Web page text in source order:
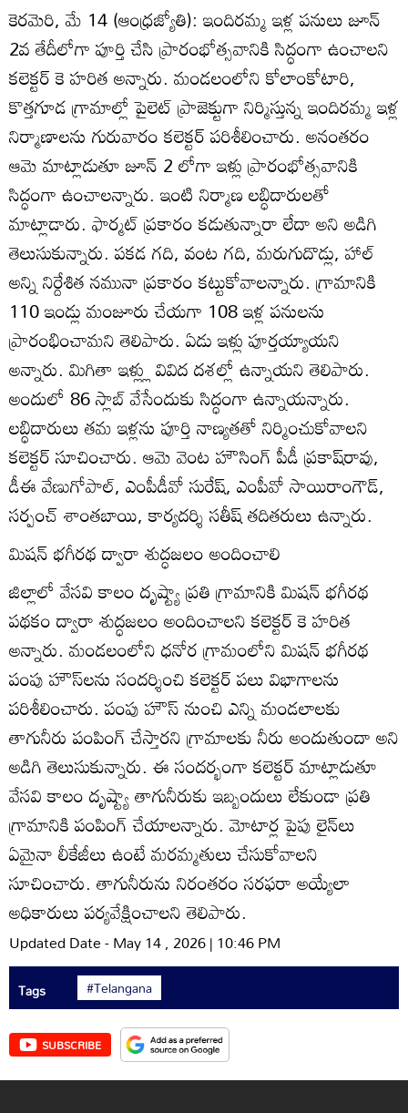
కెరమెరి, మే 14 (ఆంధ్రజ్యోతి): ఇందిరమ్మ ఇళ్ల పనులు జూన్‌
2వ తేదీలోగా పూర్తి చేసి ప్రారంభోత్సవానికి సిద్ధంగా ఉంచాలని
కలెక్టర్‌ కె హరిత అన్నారు. మండలంలోని కోలాంకోటారి,
కొత్తగూడ గ్రామాల్లో పైలెట్‌ ప్రాజెక్టుగా నిర్మిస్తున్న ఇందిరమ్మ ఇళ్ల
నిర్మాణాలను గురువారం కలెక్టర్‌ పరిశీలించారు. అనంతరం
ఆమె మాట్లాడుతూ జూన్‌ 2 లోగా ఇళ్లు ప్రారంభోత్సవానికి
సిద్ధంగా ఉంచాలన్నారు. ఇంటి నిర్మాణ లబ్ధిదారులతో
మాట్లాడారు. ఫార్మట్‌ ప్రకారం కడుతున్నారా లేదా అని అడిగి
తెలుసుకున్నారు. పకడ గది, వంట గది, మరుగుదొడ్లు, హాల్‌
అన్ని నిర్దేశిత నమునా ప్రకారం కట్టుకోవాలన్నారు. గ్రామానికి
110 ఇండ్లు మంజూరు చేయగా 108 ఇళ్ల పనులను
ప్రారంభించామని తెలిపారు. ఏడు ఇళ్లు పూర్తయ్యాయని
అన్నారు. మిగితా ఇళ్ల్లు వివిద దశల్లో ఉన్నాయని తెలిపారు.
అందులో 86 స్లాబ్‌ వేసేందుకు సిద్ధంగా ఉన్నాయన్నారు.
లబ్ధిదారులు తమ ఇళ్లను పూర్తి నాణ్యతతో నిర్మించుకోవాలని
కలెక్టర్‌ సూచించారు. ఆమె వెంట హౌసింగ్‌ పీడీ ప్రకాష్‌రావు,
డీఈ వేణుగోపాల్‌, ఎంపీడీవో సురేష్‌, ఎంపీవో సాయిరాంగౌడ్‌,
సర్పంచ్‌ శాంతబాయి, కార్యదర్శి సతీష్‌ తదితరులు ఉన్నారు.
మిషన్‌ భగీరథ ద్వారా శుద్ధజలం అందించాలి
జిల్లాలో వేసవి కాలం దృష్ట్యా ప్రతి గ్రామానికి మిషన్‌ భగీరథ
పథకం ద్వారా శుద్ధజలం అందించాలని కలెక్టర్‌ కె హరిత
అన్నారు. మండలంలోని ధనోర గ్రామంలోని మిషన్‌ భగీరథ
పంపు హౌస్‌లను సందర్శించి కలెక్టర్‌ పలు విభాగాలను
పరిశీలించారు. పంపు హౌస్‌ నుంచి ఎన్ని మండలాలకు
తాగునీరు పంపింగ్‌ చేస్తారని గ్రామాలకు నీరు అందుతుందా అని
అడిగి తెలుసుకున్నారు. ఈ సందర్భంగా కలెక్టర్‌ మాట్లాడుతూ
వేసవి కాలం దృష్ట్యా తాగునీరుకు ఇబ్బందులు లేకుండా ప్రతి
గ్రామానికి పంపింగ్‌ చేయాలన్నారు. మోటార్ల పైపు లైన్‌లు
ఏమైనా లీకేజీలు ఉంటే మరమ్మతులు చేసుకోవాలని
సూచించారు. తాగునీరును నిరంతరం సరఫరా అయ్యేలా
అధికారులు పర్యవేక్షించాలని తెలిపారు.
Updated Date - May 14 , 2026 | 10:46 PM
Tags #Telangana
SUBSCRIBE